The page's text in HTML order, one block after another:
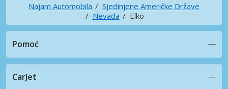
Najam Automobila
Sjedinjene Američke Države
Nevada
Elko
Pomoć
CarJet